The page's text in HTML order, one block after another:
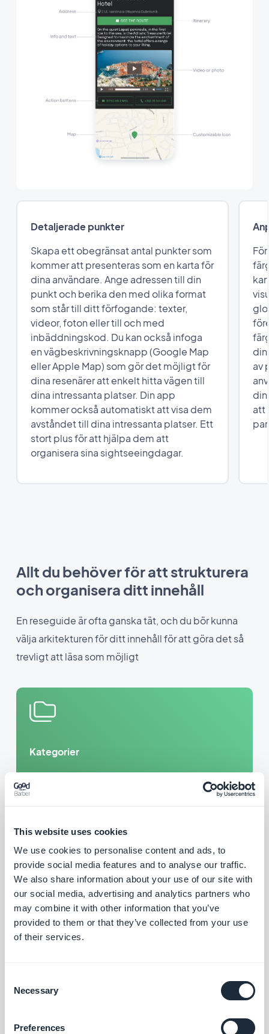
This website uses cookies
We use cookies to personalise content and ads, to
provide social media features and to analyse our traffic.
We also share information about your use of our site with
our social media, advertising and analytics partners who
may combine it with other information that you’ve
provided to them or that they’ve collected from your use
of their services.
Selection
Necessary
Preferences
Detaljerade punkter
Skapa ett obegränsat antal punkter som
kommer att presenteras som en karta för
dina användare. Ange adressen till din
punkt och berika den med olika format
som står till ditt förfogande: texter,
videor, foton eller till och med
inbäddningskod. Du kan också infoga
en vägbeskrivningsknapp (Google Map
eller Apple Map) som gör det möjligt för
dina resenärer att enkelt hitta vägen till
dina intressanta platser. Din app
kommer också automatiskt att visa dem
avståndet till dina intressanta platser. Ett
stort plus för att hjälpa dem att
organisera sina sightseeingdagar.
av
att
Allt du behöver för att strukturera
och organisera ditt innehåll
En reseguide är ofta ganska tät, och du bör kunna
välja arkitekturen för ditt innehåll för att göra det så
trevligt att läsa som möjligt
Kategorier
För varje innehållsavsnitt (karta, artiklar, videor
enkelt hantera visningen av varje kategori och
medlemskapet för varje objekt. Kategorier är
idealiska för att visa uppdelat innehåll i samma
avsnitt. På en karta kan du t.ex. visa kategorier
av intressanta platser: hotell, restauranger,
platser att besöka.